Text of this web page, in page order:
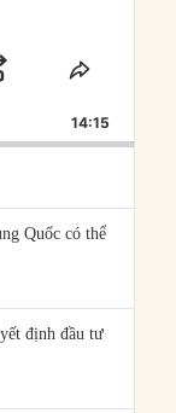
FORWARD
SHARE
14:15
Quốc có thể
định đầu tư